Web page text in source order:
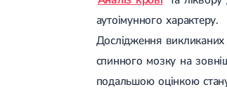
аутоімунного характеру.
Дослідження викликаних
спинного мозку на
подальшою оцінкою